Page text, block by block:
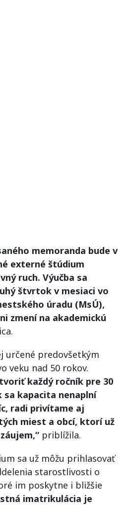
memoranda bude v
externé štúdium
ruch. Výučba sa
štvrtok v mesiaci vo
úradu (MsÚ),
zmení na akademickú
určené predovšetkým
veku nad 50 rokov.
každý ročník pre 30
sa kapacita nenaplní
radi privítame aj
miest a obcí, ktorí už
priblížila.
sa už môžu prihlasovať
starostlivosti o
im poskytne i bližšie
imatrikulácia je